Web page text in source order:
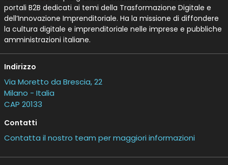
portali B2B dedicati ai temi della Trasformazione Digitale e
dell’Innovazione Imprenditoriale. Ha la missione di diffondere
la cultura digitale e imprenditoriale nelle imprese e pubbliche
amministrazioni italiane.
Indirizzo
Via Moretto da Brescia, 22
Milano - Italia
CAP 20133
Contatti
Contatta il nostro team per maggiori informazioni